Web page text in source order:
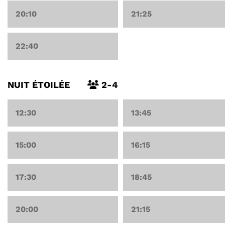
20:10 21:25
22:40
NUIT ÉTOILÉE 2-4
12:30 13:45
15:00 16:15
17:30 18:45
20:00 21:15